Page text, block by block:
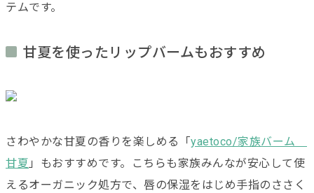
テムです。
甘夏を使ったリップバームもおすすめ
さわやかな甘夏の香りを楽しめる「 yaetoco/家族バーム
甘夏 」もおすすめです。こちらも家族みんなが安心して使
えるオーガニック処方で、唇の保湿をはじめ手指のささく